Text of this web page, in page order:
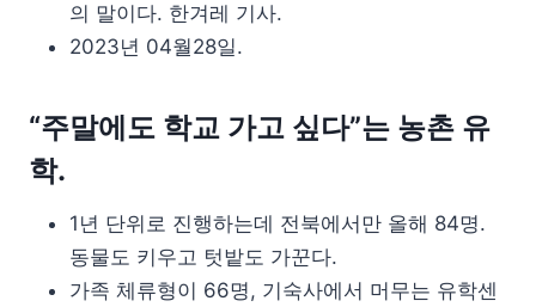
의 말이다. 한겨레 기사.
2023년 04월28일.
“주말에도 학교 가고 싶다”는 농촌 유
학.
1년 단위로 진행하는데 전북에서만 올해 84명.
동물도 키우고 텃밭도 가꾼다.
가족 체류형이 66명, 기숙사에서 머무는 유학센